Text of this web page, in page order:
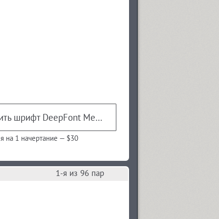
Купить шрифт DeepFont Med Regular
на 1 начертание — $30
1-я из 96пар